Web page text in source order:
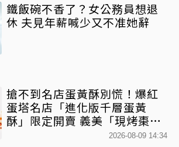
鐵飯碗不香了？女公務員想退
休 夫見年薪喊少又不准她辭
搶不到名店蛋黃酥別慌！爆紅
蛋塔名店「進化版千層蛋黃
酥」限定開賣 義美「現烤棗泥
2026-08-09 14:34